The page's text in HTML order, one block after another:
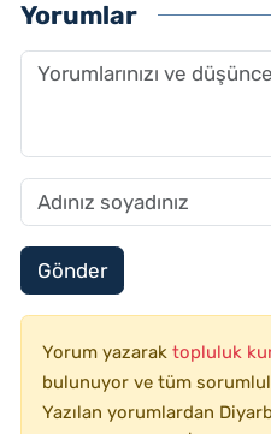
Yorumlar
Gönder
Yorum yazarak topluluk
bulunuyor ve tüm
Yazılan yorumlardan